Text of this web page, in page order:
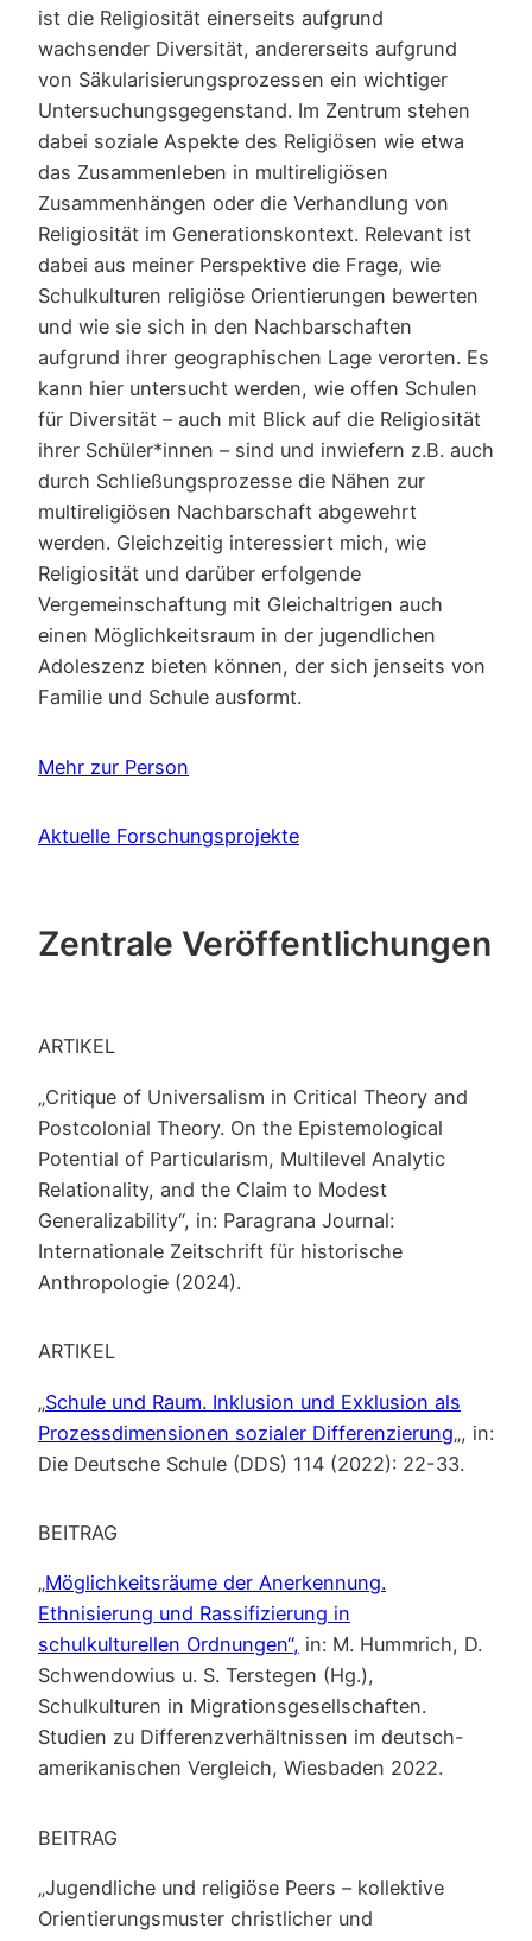
ist die Religiosität einerseits aufgrund
wachsender Diversität, andererseits aufgrund
von Säkularisierungsprozessen ein wichtiger
Untersuchungsgegenstand. Im Zentrum stehen
dabei soziale Aspekte des Religiösen wie etwa
das Zusammenleben in multireligiösen
Zusammenhängen oder die Verhandlung von
Religiosität im Generationskontext. Relevant ist
dabei aus meiner Perspektive die Frage, wie
Schulkulturen religiöse Orientierungen bewerten
und wie sie sich in den Nachbarschaften
aufgrund ihrer geographischen Lage verorten. Es
kann hier untersucht werden, wie offen Schulen
für Diversität – auch mit Blick auf die Religiosität
ihrer Schüler*innen – sind und inwiefern z.B. auch
durch Schließungsprozesse die Nähen zur
multireligiösen Nachbarschaft abgewehrt
werden. Gleichzeitig interessiert mich, wie
Religiosität und darüber erfolgende
Vergemeinschaftung mit Gleichaltrigen auch
einen Möglichkeitsraum in der jugendlichen
Adoleszenz bieten können, der sich jenseits von
Familie und Schule ausformt.
Mehr zur Person
Aktuelle Forschungsprojekte
Zentrale Veröffentlichungen
ARTIKEL
„Critique of Universalism in Critical Theory and
Postcolonial Theory. On the Epistemological
Potential of Particularism, Multilevel Analytic
Relationality, and the Claim to Modest
Generalizability“, in: Paragrana Journal:
Internationale Zeitschrift für historische
Anthropologie (2024).
ARTIKEL
„Schule und Raum. Inklusion und Exklusion als
Prozessdimensionen sozialer Differenzierung„, in:
Die Deutsche Schule (DDS) 114 (2022): 22-33.
BEITRAG
„Möglichkeitsräume der Anerkennung.
Ethnisierung und Rassifizierung in
schulkulturellen Ordnungen“, in: M. Hummrich, D.
Schwendowius u. S. Terstegen (Hg.),
Schulkulturen in Migrationsgesellschaften.
Studien zu Differenzverhältnissen im deutsch-
amerikanischen Vergleich, Wiesbaden 2022.
BEITRAG
„Jugendliche und religiöse Peers – kollektive
Orientierungsmuster christlicher und